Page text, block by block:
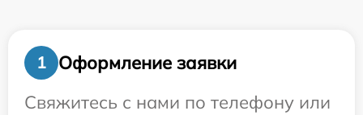
1
Оформление заявки
Свяжитесь с нами по телефону или